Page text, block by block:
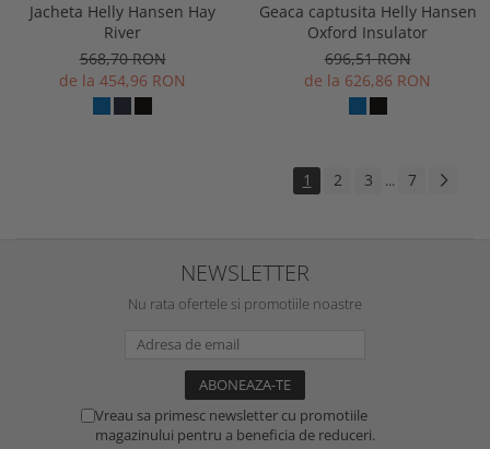
Jacheta Helly Hansen Hay
River
568,70 RON
de la 454,96 RON
Geaca captusita Helly Hansen
Oxford Insulator
696,51 RON
de la 626,86 RON
1 2 3 ... 7
NEWSLETTER
Nu rata ofertele si promotiile noastre
Vreau sa primesc newsletter cu promotiile
magazinului pentru a beneficia de reduceri.